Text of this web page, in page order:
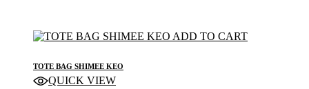
ADD TO CART
TOTE BAG SHIMEE KEO
QUICK VIEW